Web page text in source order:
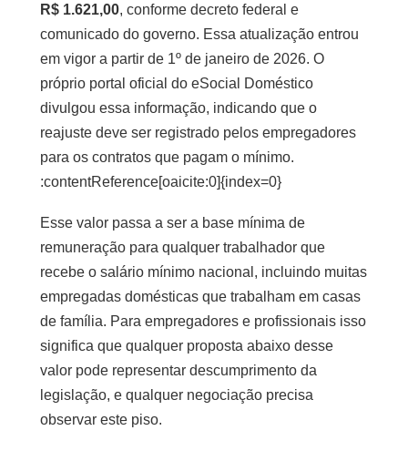
R$ 1.621,00, conforme decreto federal e
comunicado do governo. Essa atualização entrou
em vigor a partir de 1º de janeiro de 2026. O
próprio portal oficial do eSocial Doméstico
divulgou essa informação, indicando que o
reajuste deve ser registrado pelos empregadores
para os contratos que pagam o mínimo.
:contentReference[oaicite:0]{index=0}
Esse valor passa a ser a base mínima de
remuneração para qualquer trabalhador que
recebe o salário mínimo nacional, incluindo muitas
empregadas domésticas que trabalham em casas
de família. Para empregadores e profissionais isso
significa que qualquer proposta abaixo desse
valor pode representar descumprimento da
legislação, e qualquer negociação precisa
observar este piso.